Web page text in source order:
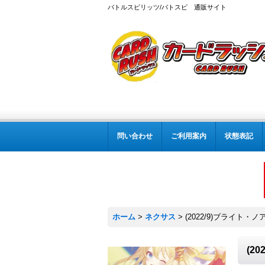
バトルスピリッツ/バトスピ 通販サイト
問い合わせ ご利用案内 状態表記
ホーム > ネクサス > (2022/9)ブライト・ノ